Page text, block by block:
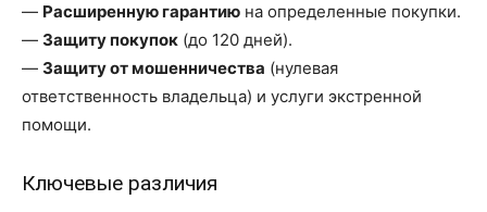
— Расширенную гарантию на определенные покупки.
— Защиту покупок (до 120 дней).
— Защиту от мошенничества (нулевая
ответственность владельца) и услуги экстренной
помощи.
Ключевые различия